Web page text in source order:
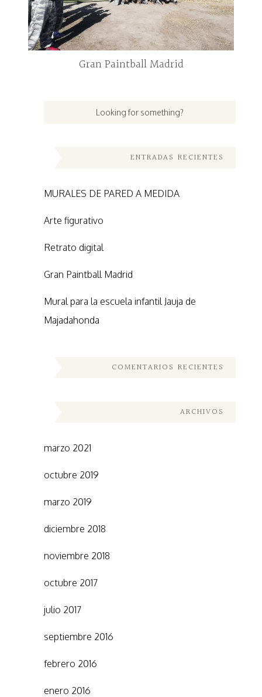
Gran Paintball Madrid
ENTRADAS RECIENTES
MURALES DE PARED A MEDIDA
Arte figurativo
Retrato digital
Gran Paintball Madrid
Mural para la escuela infantil Jauja de
Majadahonda
COMENTARIOS RECIENTES
ARCHIVOS
marzo 2021
octubre 2019
marzo 2019
diciembre 2018
noviembre 2018
octubre 2017
julio 2017
septiembre 2016
febrero 2016
enero 2016